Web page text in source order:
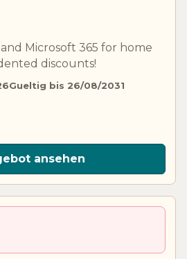
Microsoft 365 for home
discounts!
Gueltig bis 26/08/2031
ansehen